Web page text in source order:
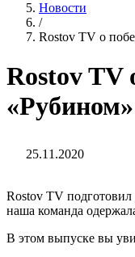
Новости
/
Rostov TV о
Rostov TV
«Рубином»
25.11.2020
Rostov TV подготовил
наша команда
В этом выпуске вы